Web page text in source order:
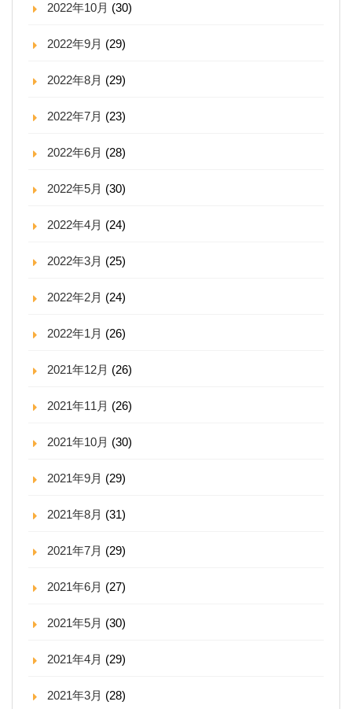
2022年10月 (30)
2022年9月 (29)
2022年8月 (29)
2022年7月 (23)
2022年6月 (28)
2022年5月 (30)
2022年4月 (24)
2022年3月 (25)
2022年2月 (24)
2022年1月 (26)
2021年12月 (26)
2021年11月 (26)
2021年10月 (30)
2021年9月 (29)
2021年8月 (31)
2021年7月 (29)
2021年6月 (27)
2021年5月 (30)
2021年4月 (29)
2021年3月 (28)